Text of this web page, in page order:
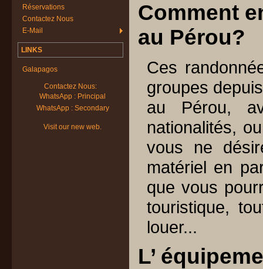
Réservations
Contactez Nous
E-Mail
LINKS
Galapagos
Contactez Nous:
WhatsApp : Principal
WhatsApp : Secondary
Visit our new web.
Comment
au Pérou?
Ces
groupes
au Pérou,
nationalités,
vous ne
matériel en
que vous
touristique,
louer...
L’